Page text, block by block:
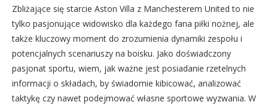
Zbliżające się starcie Aston Villa z Manchesterem United to nie
tylko pasjonujące widowisko dla każdego fana piłki nożnej, ale
także kluczowy moment do zrozumienia dynamiki zespołu i
potencjalnych scenariuszy na boisku. Jako doświadczony
pasjonat sportu, wiem, jak ważne jest posiadanie rzetelnych
informacji o składach, by świadomie kibicować, analizować
taktykę czy nawet podejmować własne sportowe wyzwania. W